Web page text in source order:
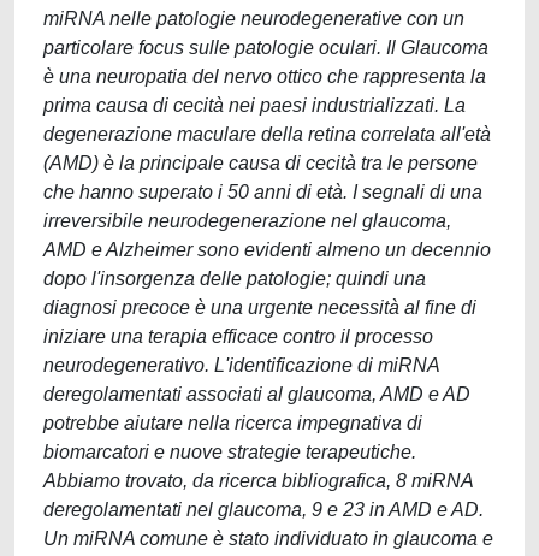
miRNA nelle patologie neurodegenerative con un
particolare focus sulle patologie oculari. Il Glaucoma
è una neuropatia del nervo ottico che rappresenta la
prima causa di cecità nei paesi industrializzati. La
degenerazione maculare della retina correlata all'età
(AMD) è la principale causa di cecità tra le persone
che hanno superato i 50 anni di età. I segnali di una
irreversibile neurodegenerazione nel glaucoma,
AMD e Alzheimer sono evidenti almeno un decennio
dopo l'insorgenza delle patologie; quindi una
diagnosi precoce è una urgente necessità al fine di
iniziare una terapia efficace contro il processo
neurodegenerativo. L'identificazione di miRNA
deregolamentati associati al glaucoma, AMD e AD
potrebbe aiutare nella ricerca impegnativa di
biomarcatori e nuove strategie terapeutiche.
Abbiamo trovato, da ricerca bibliografica, 8 miRNA
deregolamentati nel glaucoma, 9 e 23 in AMD e AD.
Un miRNA comune è stato individuato in glaucoma e